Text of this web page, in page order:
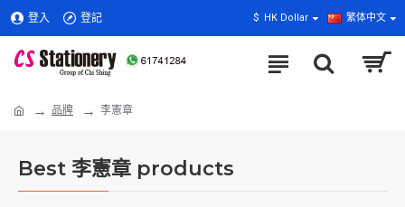
登入 登記 $ HK Dollar 繁体中文
品牌 李憲章
Best 李憲章 products